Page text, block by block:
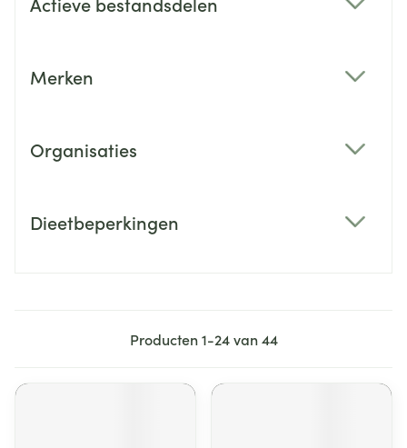
Merken
Organisaties
Dieetbeperkingen
Producten1-24van44